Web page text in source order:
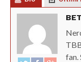
fan.